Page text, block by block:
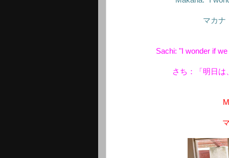
マカナ
Sachi: "I wonder if
さち：「明日